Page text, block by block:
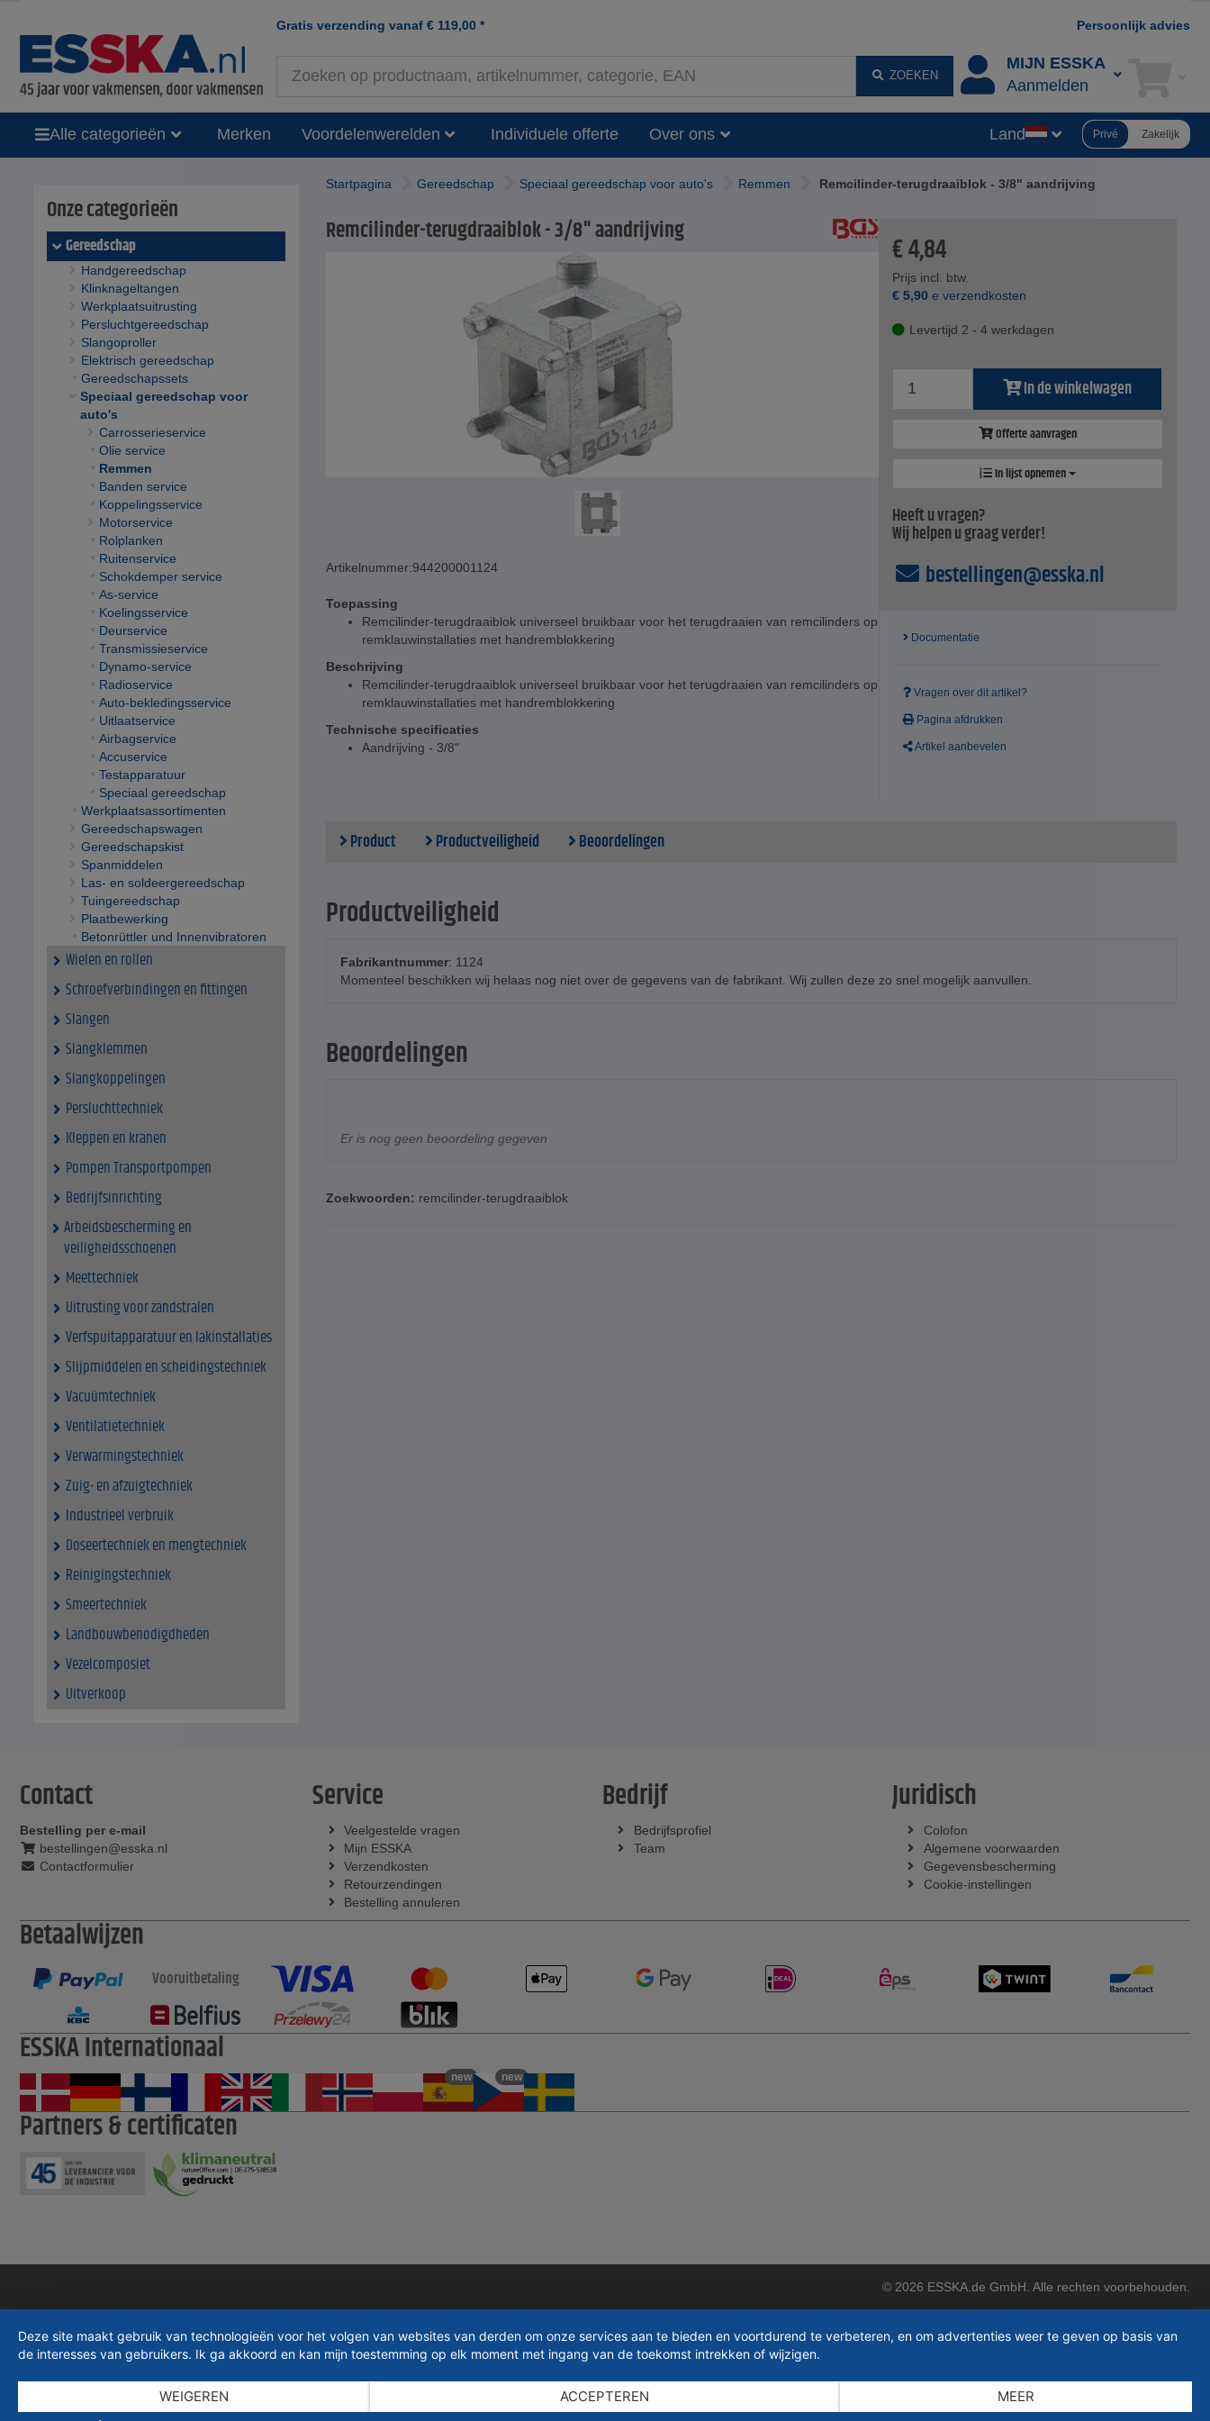
Gratis verzending vanaf € 119,00 * Persoonlijk advies
ZOEKEN
MIJN ESSKA
Aanmelden
Alle categorieën Merken Voordelenwerelden Individuele offerte Over ons Land Privé Zakelijk
Onze categorieën
Gereedschap
Handgereedschap
Klinknageltangen
Werkplaatsuitrusting
Persluchtgereedschap
Slangoproller
Elektrisch gereedschap
Gereedschapssets
Speciaal gereedschap voor
auto's
Carrosserieservice
Olie service
Remmen
Banden service
Koppelingsservice
Motorservice
Rolplanken
Ruitenservice
Schokdemper service
As-service
Koelingsservice
Deurservice
Transmissieservice
Dynamo-service
Radioservice
Auto-bekledingsservice
Uitlaatservice
Airbagservice
Accuservice
Testapparatuur
Speciaal gereedschap
Werkplaatsassortimenten
Gereedschapswagen
Gereedschapskist
Spanmiddelen
Las- en soldeergereedschap
Tuingereedschap
Plaatbewerking
Betonrüttler und Innenvibratoren
Wielen en rollen
Schroefverbindingen en fittingen
Slangen
Slangklemmen
Slangkoppelingen
Persluchttechniek
Kleppen en kranen
Pompen Transportpompen
Bedrijfsinrichting
Arbeidsbescherming en
veiligheidsschoenen
Meettechniek
Uitrusting voor zandstralen
Verfspuitapparatuur en lakinstallaties
Slijpmiddelen en scheidingstechniek
Vacuümtechniek
Ventilatietechniek
Verwarmingstechniek
Zuig- en afzuigtechniek
Industrieel verbruik
Doseertechniek en mengtechniek
Reinigingstechniek
Smeertechniek
Landbouwbenodigdheden
Vezelcomposiet
Uitverkoop
Startpagina Gereedschap Speciaal gereedschap voor auto's Remmen Remcilinder-terugdraaiblok - 3/8" aandrijving
Remcilinder-terugdraaiblok - 3/8" aandrijving
Artikelnummer:944200001124
Toepassing
Remcilinder-terugdraaiblok universeel bruikbaar voor het terugdraaien van remcilinders op
remklauwinstallaties met handremblokkering
Beschrijving
Remcilinder-terugdraaiblok universeel bruikbaar voor het terugdraaien van remcilinders op
remklauwinstallaties met handremblokkering
Technische specificaties
Aandrijving - 3/8"
€4,84
Prijs incl. btw.
€ 5,90 e verzendkosten
Levertijd 2 - 4 werkdagen
In de winkelwagen
Offerte aanvragen
In lijst opnemen
Heeft u vragen?
Wij helpen u graag verder!
bestellingen@esska.nl
Documentatie
Vragen over dit artikel?
Pagina afdrukken
Artikel aanbevelen
Product Productveiligheid Beoordelingen
Productveiligheid
Fabrikantnummer: 1124
Momenteel beschikken wij helaas nog niet over de gegevens van de fabrikant. Wij zullen deze zo snel mogelijk aanvullen.
Beoordelingen
Er is nog geen beoordeling gegeven
Zoekwoorden: remcilinder-terugdraaiblok
Contact
Bestelling per e-mail
bestellingen@esska.nl
Contactformulier
Service
Veelgestelde vragen
Mijn ESSKA
Verzendkosten
Retourzendingen
Bestelling annuleren
Bedrijf
Bedrijfsprofiel
Team
Juridisch
Colofon
Algemene voorwaarden
Gegevensbescherming
Cookie-instellingen
Betaalwijzen
Vooruitbetaling
ESSKA Internationaal
new new
Partners & certificaten
© 2026 ESSKA.de GmbH. Alle rechten voorbehouden.
Deze site maakt gebruik van technologieën voor het volgen van websites van derden om onze services aan te bieden en voortdurend te verbeteren, en om advertenties weer te geven op basis van
de interesses van gebruikers. Ik ga akkoord en kan mijn toestemming op elk moment met ingang van de toekomst intrekken of wijzigen.
WEIGEREN ACCEPTEREN MEER